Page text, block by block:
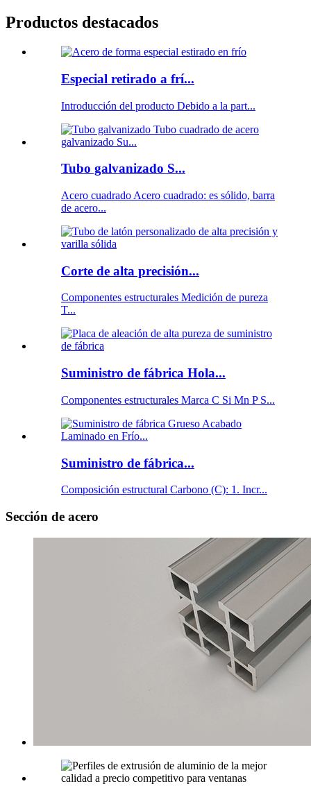
Productos destacados
Especial retirado a frí...
Introducción del producto Debido a la part...
Tubo galvanizado S...
Acero cuadrado Acero cuadrado: es sólido, barra
de acero...
Corte de alta precisión...
Componentes estructurales Medición de pureza
T...
Suministro de fábrica Hola...
Componentes estructurales Marca C Si Mn P S...
Suministro de fábrica...
Composición estructural Carbono (C): 1. Incr...
Sección de acero